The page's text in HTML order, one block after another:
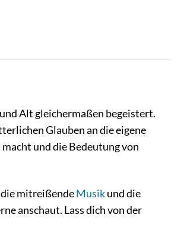
Alt gleichermaßen begeistert.
Glauben an die eigene
und die Bedeutung von
mitreißendeMusikund die
anschaut. Lass dich von der